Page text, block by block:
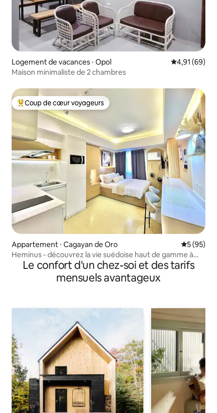
Logement de vacances ⋅ Opol Évaluation
4,91 (69)
Maison minimaliste de 2 chambres
Coups de cœur voyageurs les plus appréciés
Coup de cœur voyageurs
Appartement ⋅ Cagayan de Oro
5 (95)
Heminus - découvrez la vie suédoise haut de gamme à
CDOLe confort d'un chez-soi et des tarifs
mensuels avantageux